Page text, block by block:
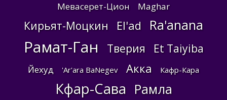
Мевасерет-Цион Maghar
Кирьят-Моцкин El'ad Ra'anana
Рамат-Ган Тверия Et Taiyiba
Йехуд 'Ar'ara BaNegev Акка Кафр-Кара
Кфар-Сава Рамла